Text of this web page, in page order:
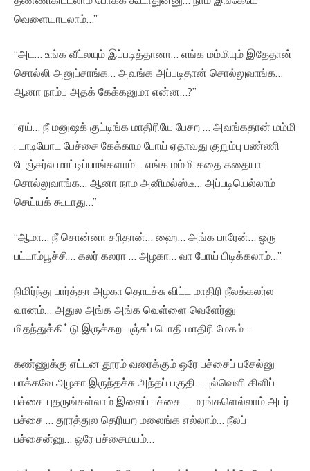
வெளையாடலாம்…”
“அட… உங்க வீட்லயும் இப்படித்தானா… எங்க மம்மியும் இதேதான்
சொல்லி அனுப்சாங்க… அவங்க அப்படிதான் சொல்லுவாங்க…
ஆனா நாம்ப அதக் கேக்கனுமா என்ன…?”
“ஏய்… நீ மனுஷக் குட்டிங்க மாதிரியே பேசற … அவங்கதான் மம்மி
, டாடியோட பேச்சை கேக்காம போய் ஏதாவது குறும்பு பண்ணி
டேஞ்சர்ல மாட்டிப்பாங்களாம்… எங்க மம்மி கதை கதையா
சொல்லுவாங்க… ஆனா நாம அனிமல்ஸ்டீ… அப்படியெல்லாம்
செய்யக் கூடாது…”
“ஆமா… நீ சொன்னா சரிதான்… ஹை… அங்க பாரேன்… ஒரு
பட்டாம்பூச்சி… கலர் கலரா … அழகா… வா போய் பிடிக்கலாம்…”
நிமிர்ந்து பார்த்தா அழகா தொடச்சு விட்ட மாதிரி நீலக்கலர்ல
வானம்… அதுல அங்க அங்க வெள்ளை வெளேர்னு
மிதந்துக்கிட்டு இருக்கற பஞ்சுப் பொதி மாதிரி மேகம்…
கண்ணுக்கு எட்டன தூரம் வரைக்கும் ஒரே பச்சைப் பசேல்னு
பாக்கவே அழகா இருந்தச்சு அந்தப் பகுதி… புல்வெளி கிளிப்
பச்சை..புதருங்கள்லாம் இலைப் பச்சை … மரங்களெல்லாம் அடர்
பச்சை … தூரத்துல தெரியற மலைங்க எல்லாம்… நீலப்
பச்சைன்னு… ஒரே பச்சைமயம்…